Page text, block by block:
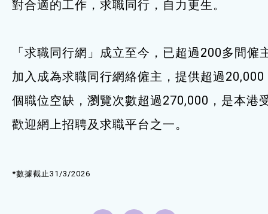
對合適的工作，求職同行，自力更生。
「求職同行網」成立至今，已超過200多間僱
加入成為求職同行網絡僱主，提供超過20,000
個職位空缺，瀏覽次數超過270,000，是本港
歡迎網上招聘及求職平台之一。
*數據截止31/3/2026